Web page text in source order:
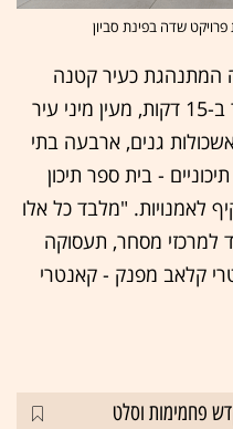
שדה בפינת סביון
המתנהגת כעיר קטנה
ובנויה בקונספט התכנוני של עיר ב-15 דקות, מעין מיני עיר
גנים, ארבעה בתי
- בית ספר תיכון
לאמנויות. "מלבד כל אלו
למרכזי מסחר, תעסוקה
קלאב מפנק - קאנטרי
פחמימות וסלט